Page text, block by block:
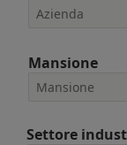
Mansione
Settore